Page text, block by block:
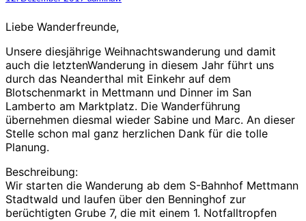
Liebe Wanderfreunde,
Unsere diesjährige Weihnachtswanderung und damit
auch die letztenWanderung in diesem Jahr führt uns
durch das Neanderthal mit Einkehr auf dem
Blotschenmarkt in Mettmann und Dinner im San
Lamberto am Marktplatz. Die Wanderführung
übernehmen diesmal wieder Sabine und Marc. An dieser
Stelle schon mal ganz herzlichen Dank für die tolle
Planung.
Beschreibung:
Wir starten die Wanderung ab dem S-Bahnhof Mettmann
Stadtwald und laufen über den Benninghof zur
berüchtigten Grube 7, die mit einem 1. Notfalltropfen